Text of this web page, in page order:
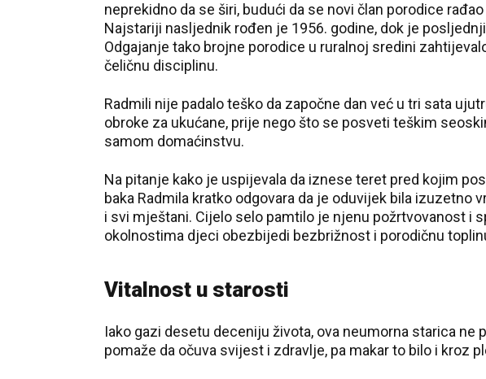
neprekidno da se širi, budući da se novi član porodice
Najstariji nasljednik rođen je 1956. godine, dok je
Odgajanje tako brojne porodice u ruralnoj sredini
čeličnu disciplinu.
Radmili nije padalo teško da započne dan već u tri sata
obroke za ukućane, prije nego što se posveti teškim
samom domaćinstvu.
Na pitanje kako je uspijevala da iznese teret pred kojim
baka Radmila kratko odgovara da je oduvijek bila izuzetno
i svi mještani. Cijelo selo pamtilo je njenu požrtvovanost i
okolnostima djeci obezbijedi bezbrižnost i porodičnu
Vitalnost u starosti
Iako gazi desetu deceniju života, ova neumorna starica ne
pomaže da očuva svijest i zdravlje, pa makar to bilo i kroz